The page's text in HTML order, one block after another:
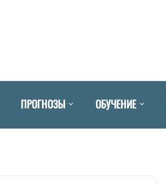
ПРОГНОЗЫ ОБУЧЕНИЕ